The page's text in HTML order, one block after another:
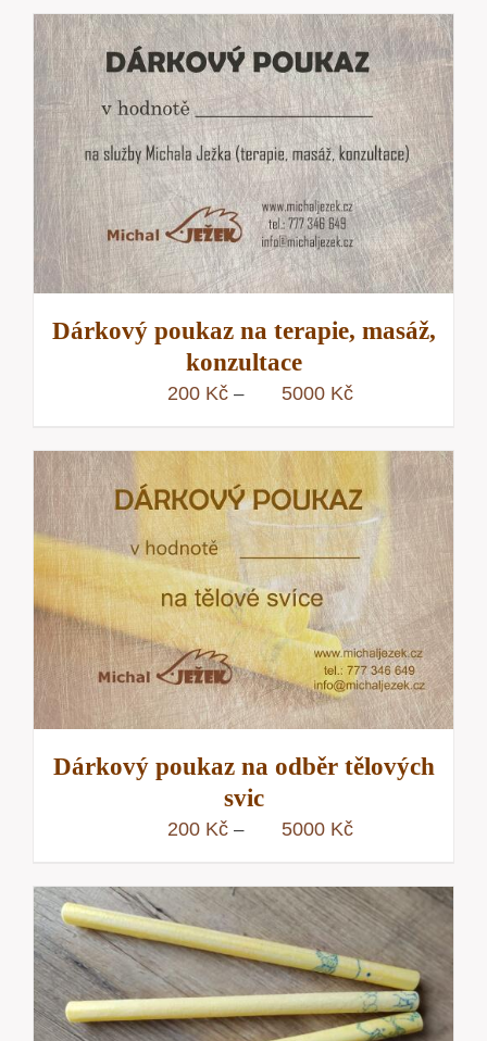
Dárkový poukaz na terapie, masáž,
konzultace
200 Kč – 5000 KčRozpětí
200 Kč
až
5000 Kč
Dárkový poukaz na odběr tělových
svic
200 Kč – 5000 KčRozpětí
200 Kč
až
5000 Kč